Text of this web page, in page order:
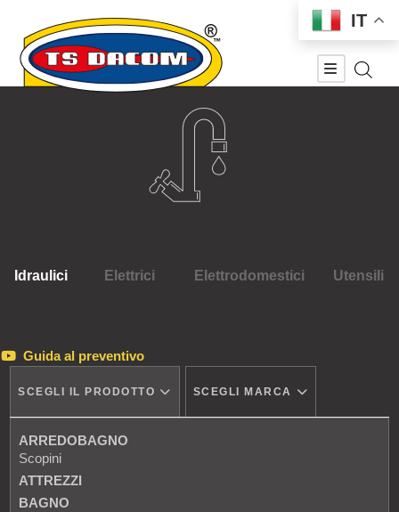
Idraulici Elettrici Elettrodomestici Utensili
Guida al preventivo
SCEGLI IL PRODOTTO SCEGLI MARCA
ARREDOBAGNO
Scopini
ATTREZZI
BAGNO
IT